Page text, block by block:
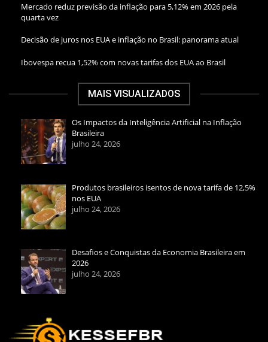
Mercado reduz previsão da inflação para 5,12% em 2026 pela
quarta vez
Decisão de juros nos EUA e inflação no Brasil: panorama atual
Ibovespa recua 1,52% com novas tarifas dos EUA ao Brasil
MAIS VISUALIZADOS
Os Impactos da Inteligência Artificial na Inflação
Brasileira
julho 24, 2026
Produtos brasileiros isentos de nova tarifa de 12,5%
nos EUA
julho 24, 2026
Desafios e Conquistas da Economia Brasileira em
2026
julho 24, 2026